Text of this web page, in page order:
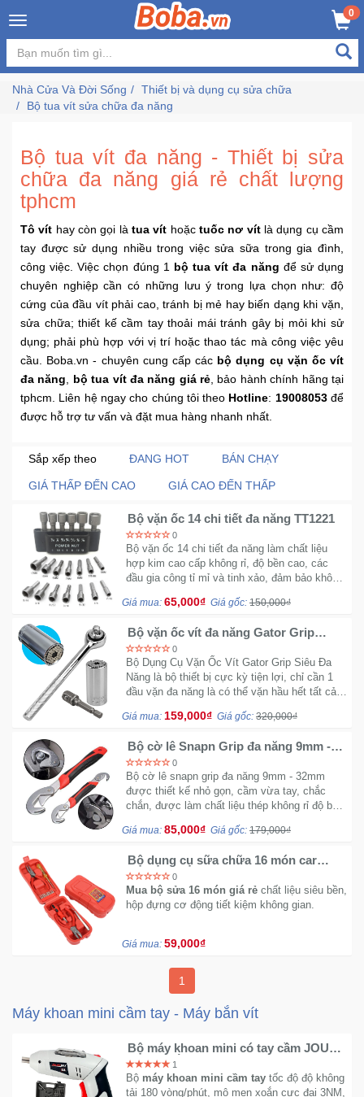
×
Đăng
nhập
Trang
Chủ
Đang
Bán
Chạy
Khuyến
Mãi
Thiết
Công
Tivi
Điện
Máy
Chơi
0
Nhà Cửa Và Đời Sống
Thiết bị và dụng cụ sửa chữa
Bộ tua vít sửa chữa đa năng
Bộ tua vít đa năng - Thiết bị sửa
chữa đa năng giá rẻ chất lượng
tphcm
Tô vít hay còn gọi là tua vít hoặctuốc nơ vít là dụng cụ cầm
tay được sử dụng nhiều trong việc sửa sữa trong gia đình,
công việc. Việc chọn đúng 1 bộ tua vít đa năng để sử dụng
chuyên nghiệp cần có những lưu ý trong lựa chọn như: độ
cứng của đầu vít phải cao, tránh bị mẻ hay biến dạng khi vặn,
sửa chữa; thiết kế cầm tay thoải mái tránh gây bị mỏi khi sử
dụng; phải phù hợp với vị trí hoặc thao tác mà công việc yêu
cầu. Boba.vn - chuyên cung cấp các bộ dụng cụ vặn ốc vít
đa năng
bộ tua vít đa năng giá rẻ , bảo hành chính hãng tại
tphcm. Liên hệ ngay cho chúng tôi theo Hotline: 19008053để
được hỗ trợ tư vấn và đặt mua hàng nhanh nhất.
Sắp xếp theo ĐANG HOT BÁN CHẠY
GIÁ THẤP ĐẾN CAO GIÁ CAO ĐẾN THẤP
Bộ vặn ốc 14 chi tiết đa năng TT1221
0
Bộ vặn ốc 14 chi tiết đa năng làm chất liệu
hợp kim cao cấp không rỉ, độ bền cao, các
đầu gia công tỉ mỉ và tinh xảo, đảm bảo không
Giá mua: 65,000₫ Giá gốc: 150,000₫
Bộ vặn ốc vít đa năng Gator Grip
chính hãng
0
Bộ Dụng Cụ Vặn Ốc Vít Gator Grip Siêu Đa
Năng là bộ thiết bị cực kỳ tiện lợi, chỉ cần 1
đầu vặn đa năng là có thể vặn hầu hết tất cả
Giá mua: 159,000₫ Giá gốc: 320,000₫
Bộ cờ lê Snapn Grip đa năng 9mm -
32mm
0
Bộ cờ lê snapn grip đa năng 9mm - 32mm
được thiết kế nhỏ gọn, cầm vừa tay, chắc
chắn, được làm chất liệu thép không rỉ độ bền
lông.
Giá mua: 85,000₫ Giá gốc: 179,000₫
Bộ dụng cụ sữa chữa 16 món car
shap
0
Mua bộ sửa 16 món giá rẻ chất liệu siêu bền,
hộp đựng cơ động tiết kiệm không gian.
Giá mua: 59,000₫
1
Máy khoan mini cầm tay - Máy bắn vít
Bộ máy khoan mini có tay cầm JOUST
MAX - Bắn ốc vít cực nhanh
1
Bộ máy khoan mini cầm tay tốc độ độ không
tải 180 vòng/phút, mô men xoắn cực đại 3NM,